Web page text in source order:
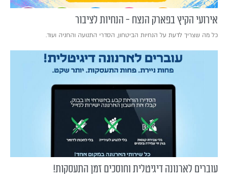
אירועי הקיץ בפארק הנצח - הנחיות לציבור
כל מה שצריך לדעת על הנחיות הביטחון, הסדרי התנועה והחניה ועוד.
עוברים לארנונה דיגיטלית וחוסכים זמן התעסקות!